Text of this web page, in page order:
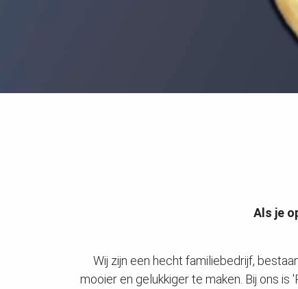
Als je
Wij zijn een hecht familiebedrijf,
mooier en gelukkiger te maken. Bij ons